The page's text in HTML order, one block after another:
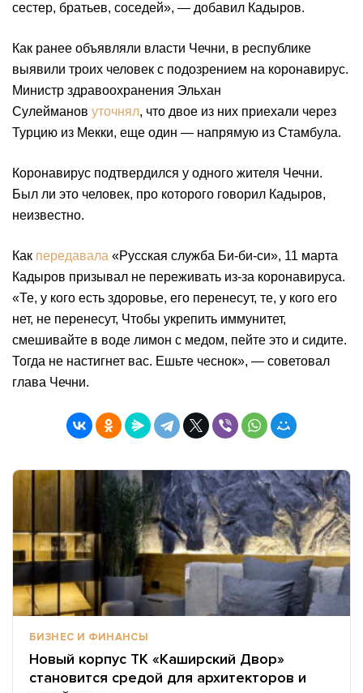
сестер, братьев, соседей», — добавил Кадыров.
Как ранее объявляли власти Чечни, в республике
выявили троих человек с подозрением на коронавирус.
Министр здравоохранения Эльхан
Сулейманов уточнял, что двое из них приехали через
Турцию из Мекки, еще один — напрямую из Стамбула.
Коронавирус подтвердился у одного жителя Чечни.
Был ли это человек, про которого говорил Кадыров,
неизвестно.
Как передавала «Русская служба Би-би-си», 11 марта
Кадыров призывал не переживать из-за коронавируса.
«Те, у кого есть здоровье, его перенесут, те, у кого его
нет, не перенесут, Чтобы укрепить иммунитет,
смешивайте в воде лимон с медом, пейте это и сидите.
Тогда не настигнет вас. Ешьте чеснок», — советовал
глава Чечни.
БИЗНЕС И ФИНАНСЫ
Новый корпус ТК «Каширский Двор»
становится средой для архитекторов и